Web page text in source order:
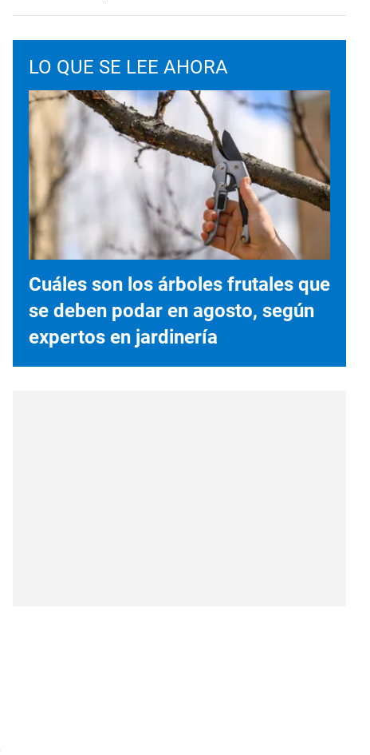
LO QUE SE LEE AHORA
Cuáles son los árboles frutales que
se deben podar en agosto, según
expertos en jardinería